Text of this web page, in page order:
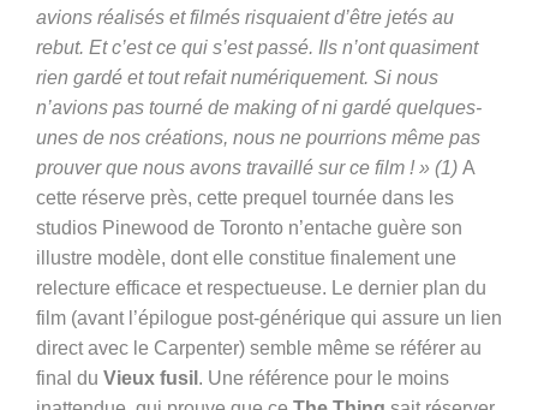
avions réalisés et filmés risquaient d’être jetés au
rebut. Et c’est ce qui s’est passé. Ils n’ont quasiment
rien gardé et tout refait numériquement. Si nous
n’avions pas tourné de making of ni gardé quelques-
unes de nos créations, nous ne pourrions même pas
prouver que nous avons travaillé sur ce film ! » (1) A
cette réserve près, cette prequel tournée dans les
studios Pinewood de Toronto n’entache guère son
illustre modèle, dont elle constitue finalement une
relecture efficace et respectueuse. Le dernier plan du
film (avant l’épilogue post-générique qui assure un lien
direct avec le Carpenter) semble même se référer au
final du Vieux fusil . Une référence pour le moins